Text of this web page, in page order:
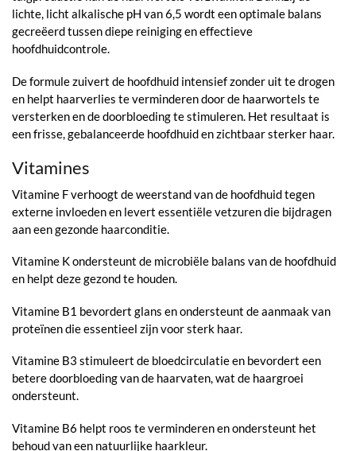
lichte, licht alkalische pH van 6,5 wordt een optimale balans
gecreëerd tussen diepe reiniging en effectieve
hoofdhuidcontrole.
De formule zuivert de hoofdhuid intensief zonder uit te drogen
en helpt haarverlies te verminderen door de haarwortels te
versterken en de doorbloeding te stimuleren. Het resultaat is
een frisse, gebalanceerde hoofdhuid en zichtbaar sterker haar.
Vitamines
Vitamine F verhoogt de weerstand van de hoofdhuid tegen
externe invloeden en levert essentiële vetzuren die bijdragen
aan een gezonde haarconditie.
Vitamine K ondersteunt de microbiële balans van de hoofdhuid
en helpt deze gezond te houden.
Vitamine B1 bevordert glans en ondersteunt de aanmaak van
proteïnen die essentieel zijn voor sterk haar.
Vitamine B3 stimuleert de bloedcirculatie en bevordert een
betere doorbloeding van de haarvaten, wat de haargroei
ondersteunt.
Vitamine B6 helpt roos te verminderen en ondersteunt het
behoud van een natuurlijke haarkleur.